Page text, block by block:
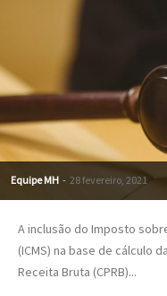
Equipe MH - 28 fevereiro, 2021
A inclusão do Imposto
(ICMS) na base de cálculo
Receita Bruta (CPRB)...